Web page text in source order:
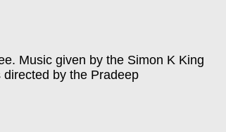
Music given by the Simon K King
by the Pradeep